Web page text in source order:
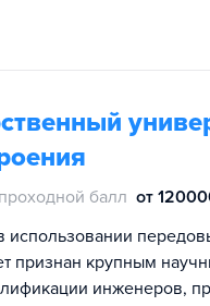
проходной балл от
признан крупным
инженеров,